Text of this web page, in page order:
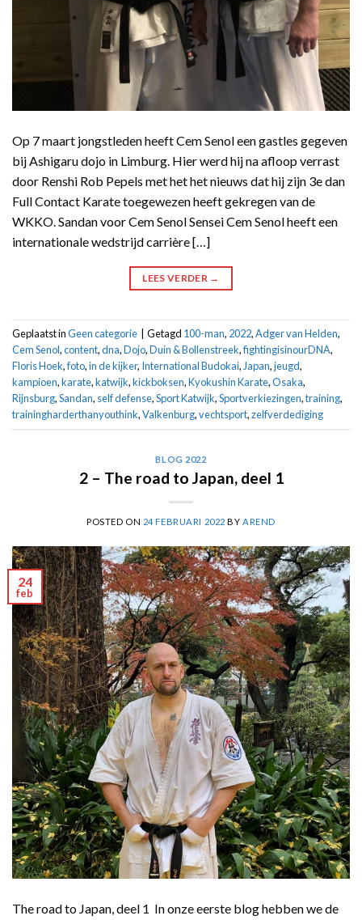
Op 7 maart jongstleden heeft Cem Senol een gastles gegeven
bij Ashigaru dojo in Limburg. Hier werd hij na afloop verrast
door Renshi Rob Pepels met het het nieuws dat hij zijn 3e dan
Full Contact Karate toegewezen heeft gekregen van de
WKKO. Sandan voor Cem Senol Sensei Cem Senol heeft een
internationale wedstrijd carrière […]
LEES VERDER →
Geplaatst inGeen categorie Getagd 100-man, 2022,Adger van Helden,
Cem Senol,content,dna,Dojo,Duin & Bollenstreek,fightingisinourDNA,
Floris Hoek,foto,in de kijker, International Budokai,Japan,jeugd,
kampioen,karate,katwijk,kickboksen,Kyokushin Karate,Osaka,
Rijnsburg,Sandan, self defense,Sport Katwijk,Sportverkiezingen,training,
trainingharderthanyouthink,Valkenburg,vechtsport,zelfverdediging
BLOG 2022
2 – The road to Japan, deel 1
POSTED ON 24 FEBRUARI 2022 BY AREND
24
feb
The road to Japan, deel 1 In onze eerste blog hebben we de